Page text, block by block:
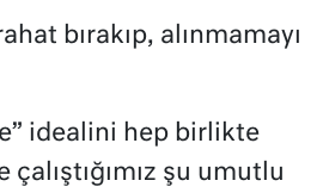
bırakıp, alınmamayı
idealini hep birlikte
şu umutlu